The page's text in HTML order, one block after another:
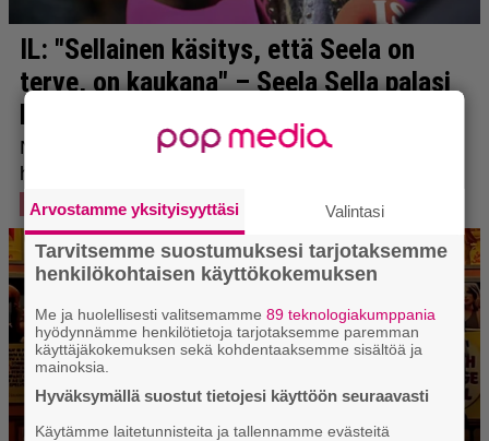
Arvostamme yksityisyyttäsi Valintasi
Tarvitsemme suostumuksesi tarjotaksemme
henkilökohtaisen käyttökokemuksen
Me ja huolellisesti valitsemamme89 teknologiakumppania
hyödynnämme henkilötietoja tarjotaksemme paremman
käyttäjäkokemuksen sekä kohdentaaksemme sisältöä ja
mainoksia.
Hyväksymällä suostut tietojesi käyttöön seuraavasti
Käytämme laitetunnisteita ja tallennamme evästeitä